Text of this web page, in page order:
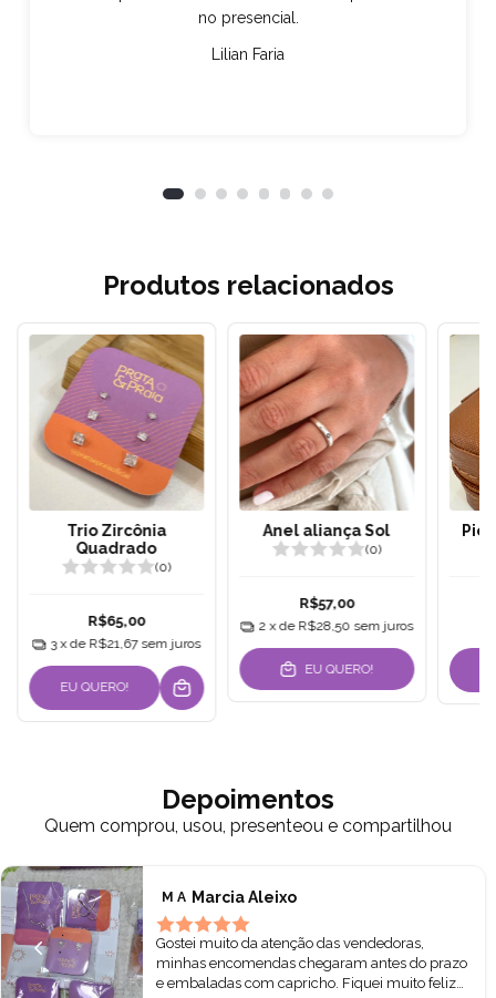
no presencial.
Lilian Faria
Produtos relacionados
Trio Zircônia
Quadrado
(0)
R$65,00
3 x de R$21,67 sem juros
EU QUERO!
Anel aliança Sol
(0)
R$57,00
2 x de R$28,50 sem juros
EU QUERO!
Depoimentos
Quem comprou, usou, presenteou e compartilhou
M A Marcia Aleixo
Gostei muito da atenção das vendedoras,
minhas encomendas chegaram antes do prazo
e embaladas com capricho. Fiquei muito feliz